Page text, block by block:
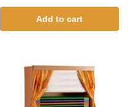
Add to cart